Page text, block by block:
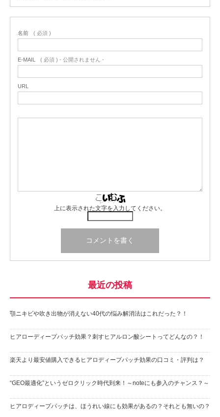
名前 ( 必須 )
E-MAIL ( 必須 ) - 公開されません -
URL
上に表示された文字を入力してください。
最近の投稿
顎ニキビや吹き出物が消えない40代の悩み解消法はこれだった？！
ヒアローディープパッチ効果？刺すヒアルロン酸シートってどんなの？！
楽天より最安値購入できるヒアロディープパッチ効果の口コミ・評判は？
“GEO最適化”というゼロクリック時代到来！～noteにも参入のチャンス？～
ヒアロディープパッチは、ほうれい線にも効果があるの？それとも無いの？